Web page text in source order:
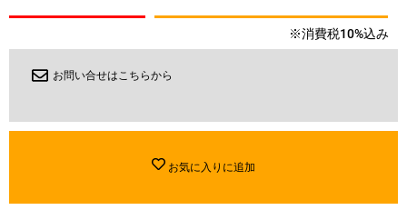
※消費税10%込み
お問い合せはこちらから
お気に入りに追加